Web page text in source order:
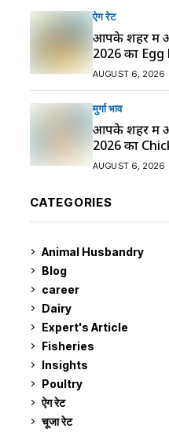
ऐग रेट
आपके शहर में
2026 का Egg
AUGUST 6, 2026
मुर्गा भाव
आपके शहर में
2026 का
AUGUST 6, 2026
CATEGORIES
Animal Husbandry
Blog
career
Dairy
Expert's Article
Fisheries
Insights
Poultry
ऐग रेट
चूजा रेट